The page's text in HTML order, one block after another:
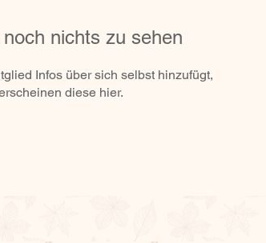
nichts zu sehen
Infos über sich selbst hinzufügt,
diese hier.